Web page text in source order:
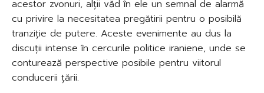
acestor zvonuri, alții văd în ele un semnal de alarmă
cu privire la necesitatea pregătirii pentru o posibilă
tranziție de putere. Aceste evenimente au dus la
discuții intense în cercurile politice iraniene, unde se
conturează perspective posibile pentru viitorul
conducerii țării.